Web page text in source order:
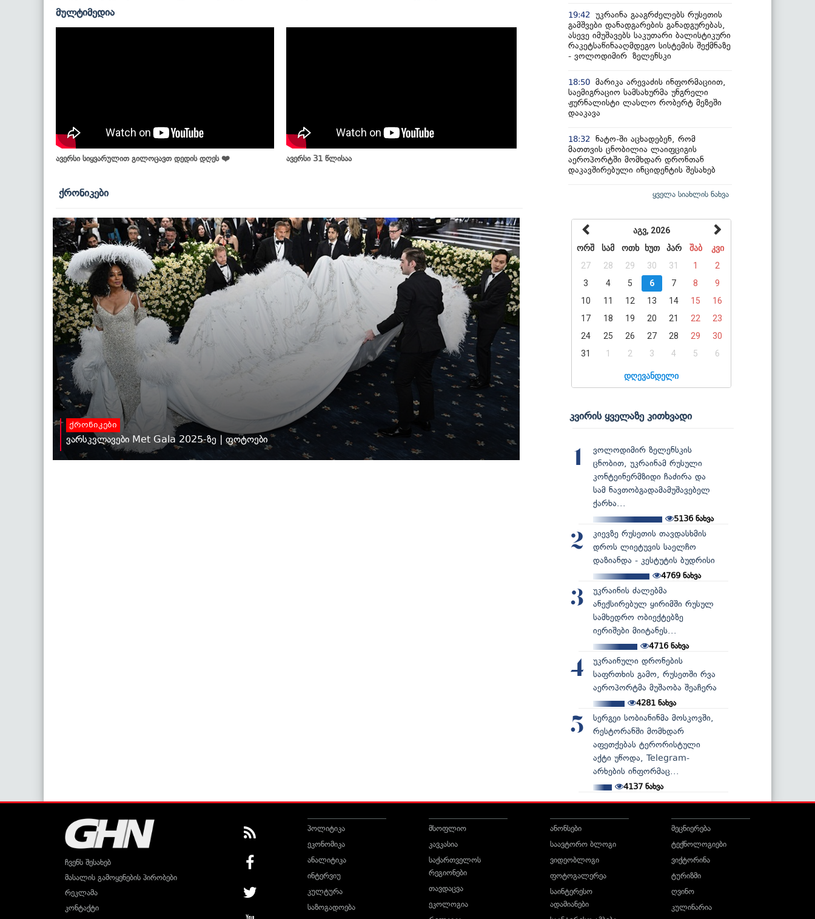
მულტიმედია
ავერსი სიყვარულით გილოცავთ დედის დღეს ❤️ ავერსი 31 წლისაა
ქრონიკები
ქრონიკები
ვარსკვლავები Met Gala 2025-ზე | ფოტოები
19:42
უკრაინა გააგრძელებს რუსეთის
გამშვები დანადგარების განადგურებას,
ასევე იმუშავებს საკუთარი ბალისტიკური
რაკეტსაწინააღმდეგო სისტემის შექმნაზე
- ვოლოდიმირ ზელენსკი
18:50 მარიკა არევაძის ინფორმაციით,
საემიგრაციო სამსახურმა უნგრელი
ჟურნალისტი ლასლო რობერტ მეზეში
დააკავა
18:32
ნატო-ში აცხადებენ, რომ
მათთვის ცნობილია ლაიფციგის
აეროპორტში მომხდარ დრონთან
დაკავშირებული ინციდენტის შესახებ
ყველა სიახლის ნახვა
აგვ, 2026
ორშ
სამ ოთხ ხუთ პარ შაბ
კვი
27
28 29 30 31 1
2
3
4 5 6 7 8
9
10
11 12 13 14 15
16
17
18 19 20 21 22
23
24
25 26 27 28 29
30
31
1 2 3 4 5 6
დღევანდელი
კვირის ყველაზე კითხვადი
1
ვოლოდიმირ ზელენსკის
ცნობით, უკრაინამ რუსული
კონტეინერმზიდი ჩაძირა და
სამ ნავთობგადამამუშავებელ
ქარხა...
5136ნახვა
2
კიევზე რუსეთის თავდასხმის
დროს ლიეტუვის საელჩო
დაზიანდა - კესტუტის ბუდრისი
4769 ნახვა
3
უკრაინის ძალებმა
ანექსირებულ ყირიმში რუსულ
სამხედრო ობიექტებზე
იერიშები მიიტანეს...
4716ნახვა
4
უკრაინული დრონების
საფრთხის გამო, რუსეთში რვა
აეროპორტმა მუშაობა შეაჩერა
4281ნახვა
5
სერგეი სობიანინმა მოსკოვში,
რესტორანში მომხდარ
აფეთქებას ტერორისტული
აქტი უწოდა, Telegram-
არხების ინფორმაც...
4137 ნახვა
ჩვენს შესახებ
მასალის გამოყენების პირობები
რეკლამა
კონტაქტი
პოლიტიკა
ეკონომიკა
ანალიტიკა
ინტერვიუ
კულტურა
საზოგადოება
მსოფლიო
კავკასია
საქართველოს
რეგიონები
თავდაცვა
ეკოლოგია
ანონსები
საავტორო ბლოგი
ვიდეობლოგი
ფოტოგალერეა
საინტერესო
ადამიანები
მეცნიერება
ტექნოლოგიები
ვიქტორინა
ტურიზმი
ღვინო
კულინარია